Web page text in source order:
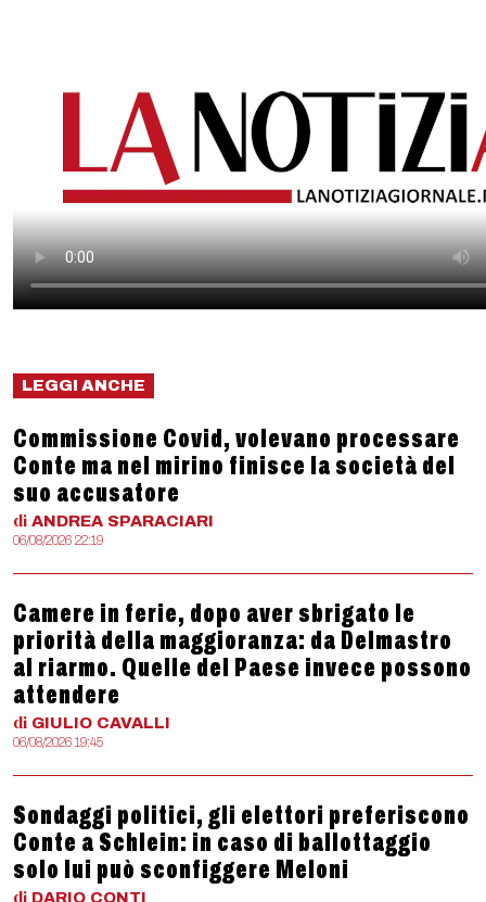
LEGGI ANCHE
Commissione Covid, volevano processare
Conte ma nel mirino finisce la società del
suo accusatore
di ANDREA SPARACIARI
06/08/2026 22:19
Camere in ferie, dopo aver sbrigato le
priorità della maggioranza: da Delmastro
al riarmo. Quelle del Paese invece possono
attendere
di GIULIO CAVALLI
06/08/2026 19:45
Sondaggi politici, gli elettori preferiscono
Conte a Schlein: in caso di ballottaggio
solo lui può sconfiggere Meloni
di DARIO CONTI